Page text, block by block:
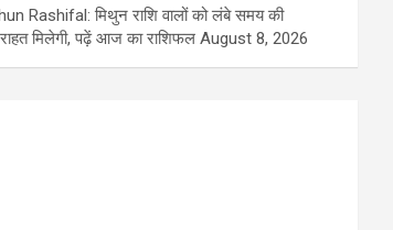
Rashifal: मिथुन राशि वालों को लंबे समय की
मिलेगी, पढ़ें आज का राशिफल August 8, 2026